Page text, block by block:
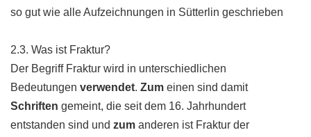
so gut wie alle Aufzeichnungen in Sütterlin geschrieben
2.3. Was ist Fraktur?
Der Begriff Fraktur wird in unterschiedlichen
Bedeutungen verwendet. Zum einen sind damit
Schriften gemeint, die seit dem 16. Jahrhundert
entstanden sind und zum anderen ist Fraktur der